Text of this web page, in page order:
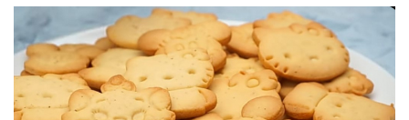
Домашнее детское печенье